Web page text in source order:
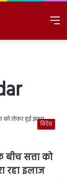
विदेश
सत्ता को
रहा इलाज